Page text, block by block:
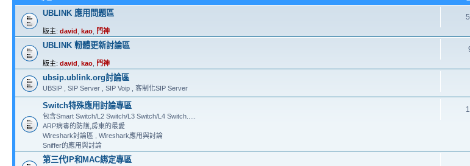
UBLINK 應用問題區
版主: david kao 門神
UBLINK 軔體更新討論區
版主: david kao 門神
ubsip.ublink.org討論區
UBSIP , SIP Server , SIP Voip , 客制化SIP Server
Switch特殊應用討論專區
包含Smart Switch/L2 Switch/L3 Switch/L4 Switch.....
ARP病毒的防護,房東的最愛
Wireshark討論區 , Wireshark應用與討論
Sniffer的應用與討論
第三代IP和MAC綁定專區